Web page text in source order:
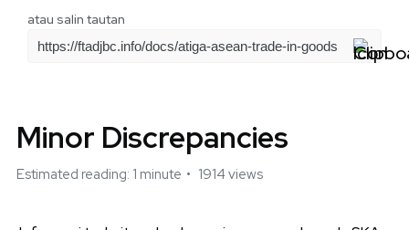
Minor Discrepancies
August 24, 2023
Minor Discrepancies
Estimated reading: 1 minute 1914 views
atau salin tautan